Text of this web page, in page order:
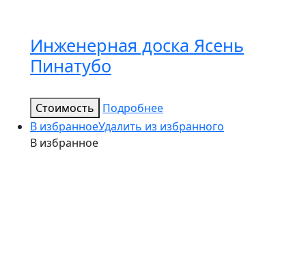
Инженерная доска Ясень
Пинатубо
Стоимость
Подробнее
В избранноеУдалить из избранного
В избранное